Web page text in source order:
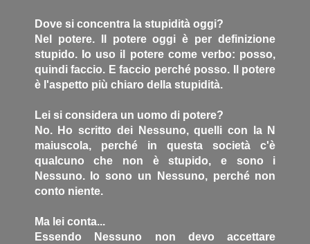
Dove si concentra la stupidità oggi?
Nel potere. Il potere oggi è per definizione
stupido. Io uso il potere come verbo: posso,
quindi faccio. E faccio perché posso. Il potere
è l'aspetto più chiaro della stupidità.
Lei si considera un uomo di potere?
No. Ho scritto dei Nessuno, quelli con la N
maiuscola, perché in questa società c'è
qualcuno che non è stupido, e sono i
Nessuno. Io sono un Nessuno, perché non
conto niente.
Ma lei conta...
Essendo Nessuno non devo accettare